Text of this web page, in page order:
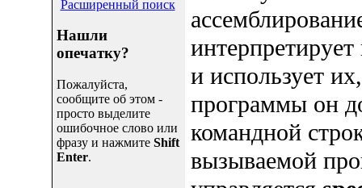
Расширенный поиск
Нашли
опечатку?
Пожалуйста,
сообщите об этом -
просто выделите
ошибочное слово или
фразу и нажмите Shift
Enter.
и использует
программы он
командной
вызываемой